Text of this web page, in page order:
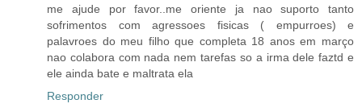
me ajude por favor..me oriente ja nao suporto tanto
sofrimentos com agressoes fisicas ( empurroes) e
palavroes do meu filho que completa 18 anos em março
nao colabora com nada nem tarefas so a irma dele faztd e
ele ainda bate e maltrata ela
Responder